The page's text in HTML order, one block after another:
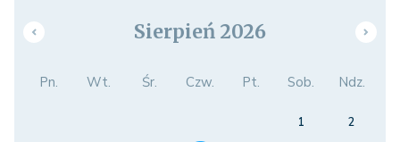
Sierpień 2026
Pn. Wt. Śr. Czw. Pt. Sob. Ndz.
1
2